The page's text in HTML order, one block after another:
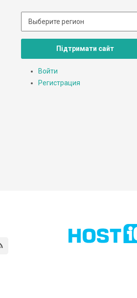
Підтримати сайт
Войти
Регистрация